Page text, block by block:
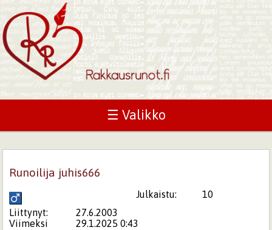
☰ Valikko
Runoilija juhis666
Julkaistu:
10
Liittynyt:
27.6.2003
Viimeksi
29.1.2025 0:43